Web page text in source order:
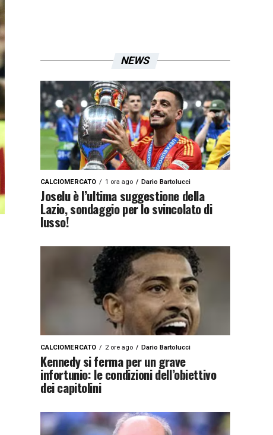
NEWS
CALCIOMERCATO 1 ora ago Dario Bartolucci
Joselu è l’ultima suggestione della
Lazio, sondaggio per lo svincolato di
lusso!
CALCIOMERCATO 2 ore ago Dario Bartolucci
Kennedy si ferma per un grave
infortunio: le condizioni dell’obiettivo
dei capitolini